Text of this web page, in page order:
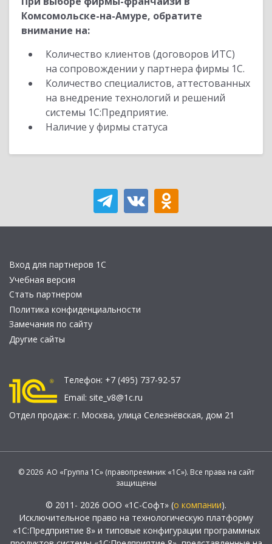
Комсомольске-на-Амуре, обратите
внимание на:
Количество клиентов (договоров ИТС)
на сопровождении у партнера фирмы 1С.
Количество специалистов, аттестованных
на внедрение технологий и решений
системы 1С:Предприятие.
Наличие у фирмы статуса
Вход для партнеров 1С
Учебная версия
Стать партнером
Политика конфиденциальности
Замечания по сайту
Другие сайты
Телефон: +7 (495) 737-92-57
Email: site_v8@1c.ru
Отдел продаж: г. Москва, улица Селезнёвская, дом 21
© 2026 АО «Группа 1С» (правопреемник «1С»). Все права на сайт
защищены
© 2011- 2026 ООО «1С-Софт» (о компании).
Исключительное право на технологическую платформу
«1С:Предприятие 8» и типовые конфигурации программных